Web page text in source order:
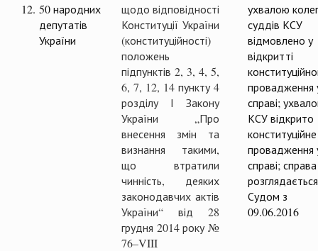
12. 50 народних
депутатів
України
щодо відповідності
Конституції України
(конституційності)
положень
підпунктів 2, 3, 4, 5,
6, 7, 12, 14 пункту 4
розділу І Закону
України „Про
внесення змін та
визнання такими,
що втратили
чинність, деяких
законодавчих актів
України“ від 28
грудня 2014 року №
76–VIII
ухвалою
суддів КСУ
відмовлено у
відкритті
провадження
справі;
КСУ відкрито
конституційне
провадження
справі; справа
розглядається
Судом з
09.06.2016